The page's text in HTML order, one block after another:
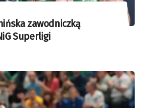
zawodniczką
Superligi